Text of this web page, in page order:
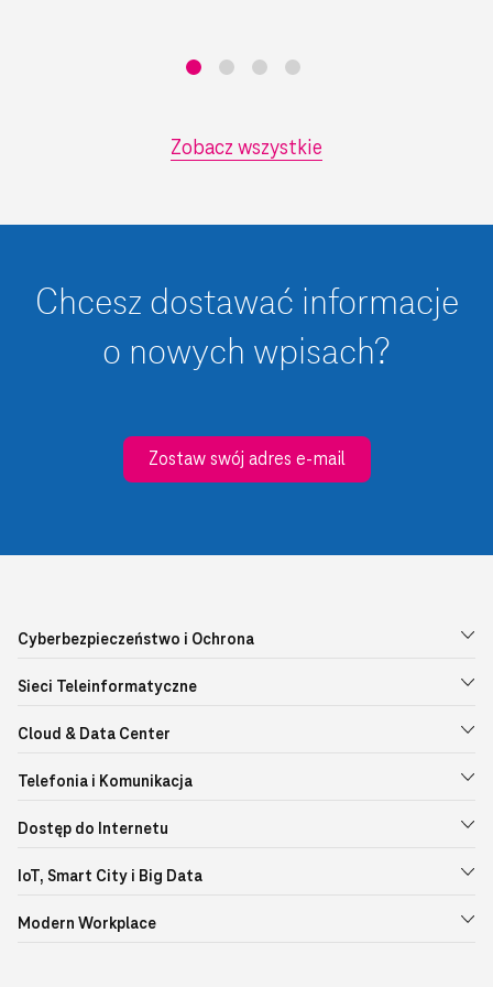
Zobacz wszystkie
Chcesz dostawać informacje
o nowych wpisach?
Zostaw swój adres e-mail
Cyberbezpieczeństwo i Ochrona
Sieci Teleinformatyczne
Cloud & Data Center
Telefonia i Komunikacja
Dostęp do Internetu
IoT, Smart City i Big Data
Modern Workplace